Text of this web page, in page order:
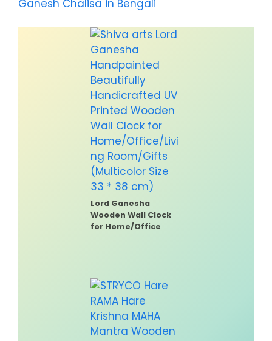
Ganesh Chalisa in Bengali
Lord Ganesha
Wooden Wall Clock
for Home/Office